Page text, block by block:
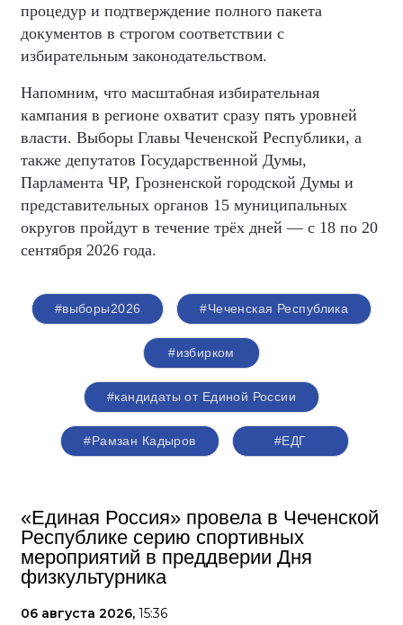
процедур и подтверждение полного пакета
документов в строгом соответствии с
избирательным законодательством.
Напомним, что масштабная избирательная
кампания в регионе охватит сразу пять уровней
власти. Выборы Главы Чеченской Республики, а
также депутатов Государственной Думы,
Парламента ЧР, Грозненской городской Думы и
представительных органов 15 муниципальных
округов пройдут в течение трёх дней — с 18 по 20
сентября 2026 года.
#выборы2026 #Чеченская Республика
#избирком
#кандидаты от Единой России
#Рамзан Кадыров #ЕДГ
«Единая Россия» провела в Чеченской
Республике серию спортивных
мероприятий в преддверии Дня
физкультурника
06 августа 2026, 15:36